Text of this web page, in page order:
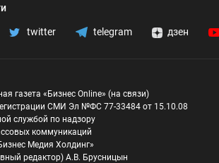
twitter telegram дзен
газета «Бизнес Online» (на связи)
СМИ Эл №ФС 77-33484 от 15.10.08
службой по надзору
коммуникаций
Медия Холдинг»
редактор) А.В. Брусницын